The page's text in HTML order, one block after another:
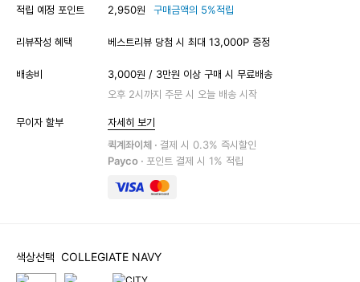
적립 예정 포인트 2,950원 구매금액의 5%적립
리뷰작성 혜택 베스트리뷰 당첨 시 최대 13,000P 증정
배송비
3,000원 / 3만원 이상 구매 시 무료배송
오후 2시까지 주문 시 오늘 배송 시작
무이자 할부
자세히 보기
퀵계좌이체 · 결제 시 0.3% 즉시할인
Payco · 포인트 결제 시 1% 적립
색상선택 COLLEGIATE NAVY